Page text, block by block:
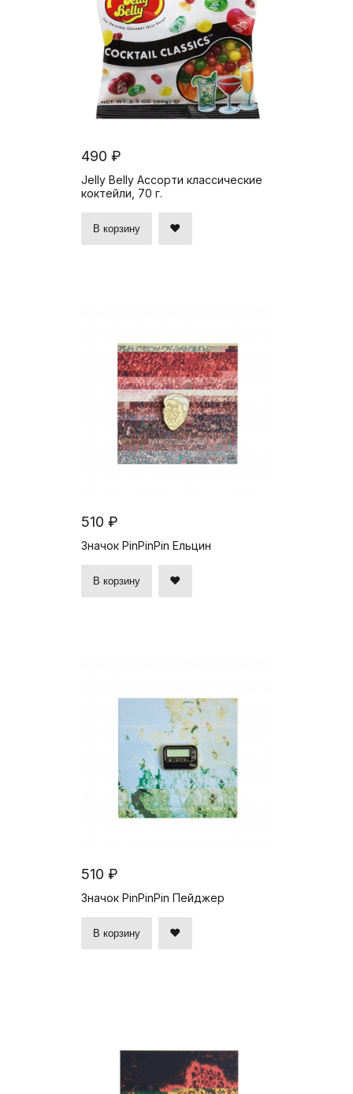
490 ₽
Jelly Belly Ассорти классические
коктейли, 70 г.
В корзину
510 ₽
Значок PinPinPin Ельцин
В корзину
510 ₽
Значок PinPinPin Пейджер
В корзину